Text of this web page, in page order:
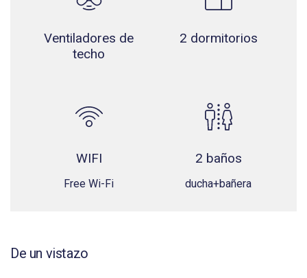
Ventiladores de
techo
2 dormitorios
WIFI
Free Wi-Fi
2 baños
ducha+bañera
De un vistazo